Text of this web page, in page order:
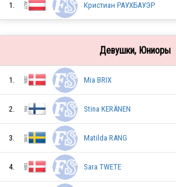
1. Кристиан РАУХБАУЭР
Девушки, Юниоры
1. Mia BRIX
2. Stina KERÄNEN
3. Matilda RANG
4. Sara TWETE